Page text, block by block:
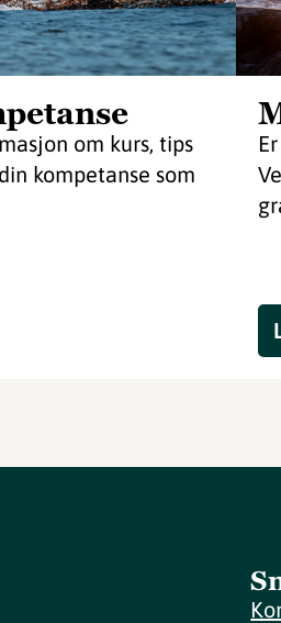
om kurs, tips
kompetanse som